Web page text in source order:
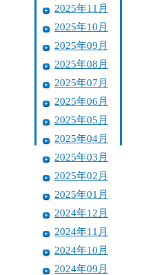
2025年11月
2025年10月
2025年09月
2025年08月
2025年07月
2025年06月
2025年05月
2025年04月
2025年03月
2025年02月
2025年01月
2024年12月
2024年11月
2024年10月
2024年09月